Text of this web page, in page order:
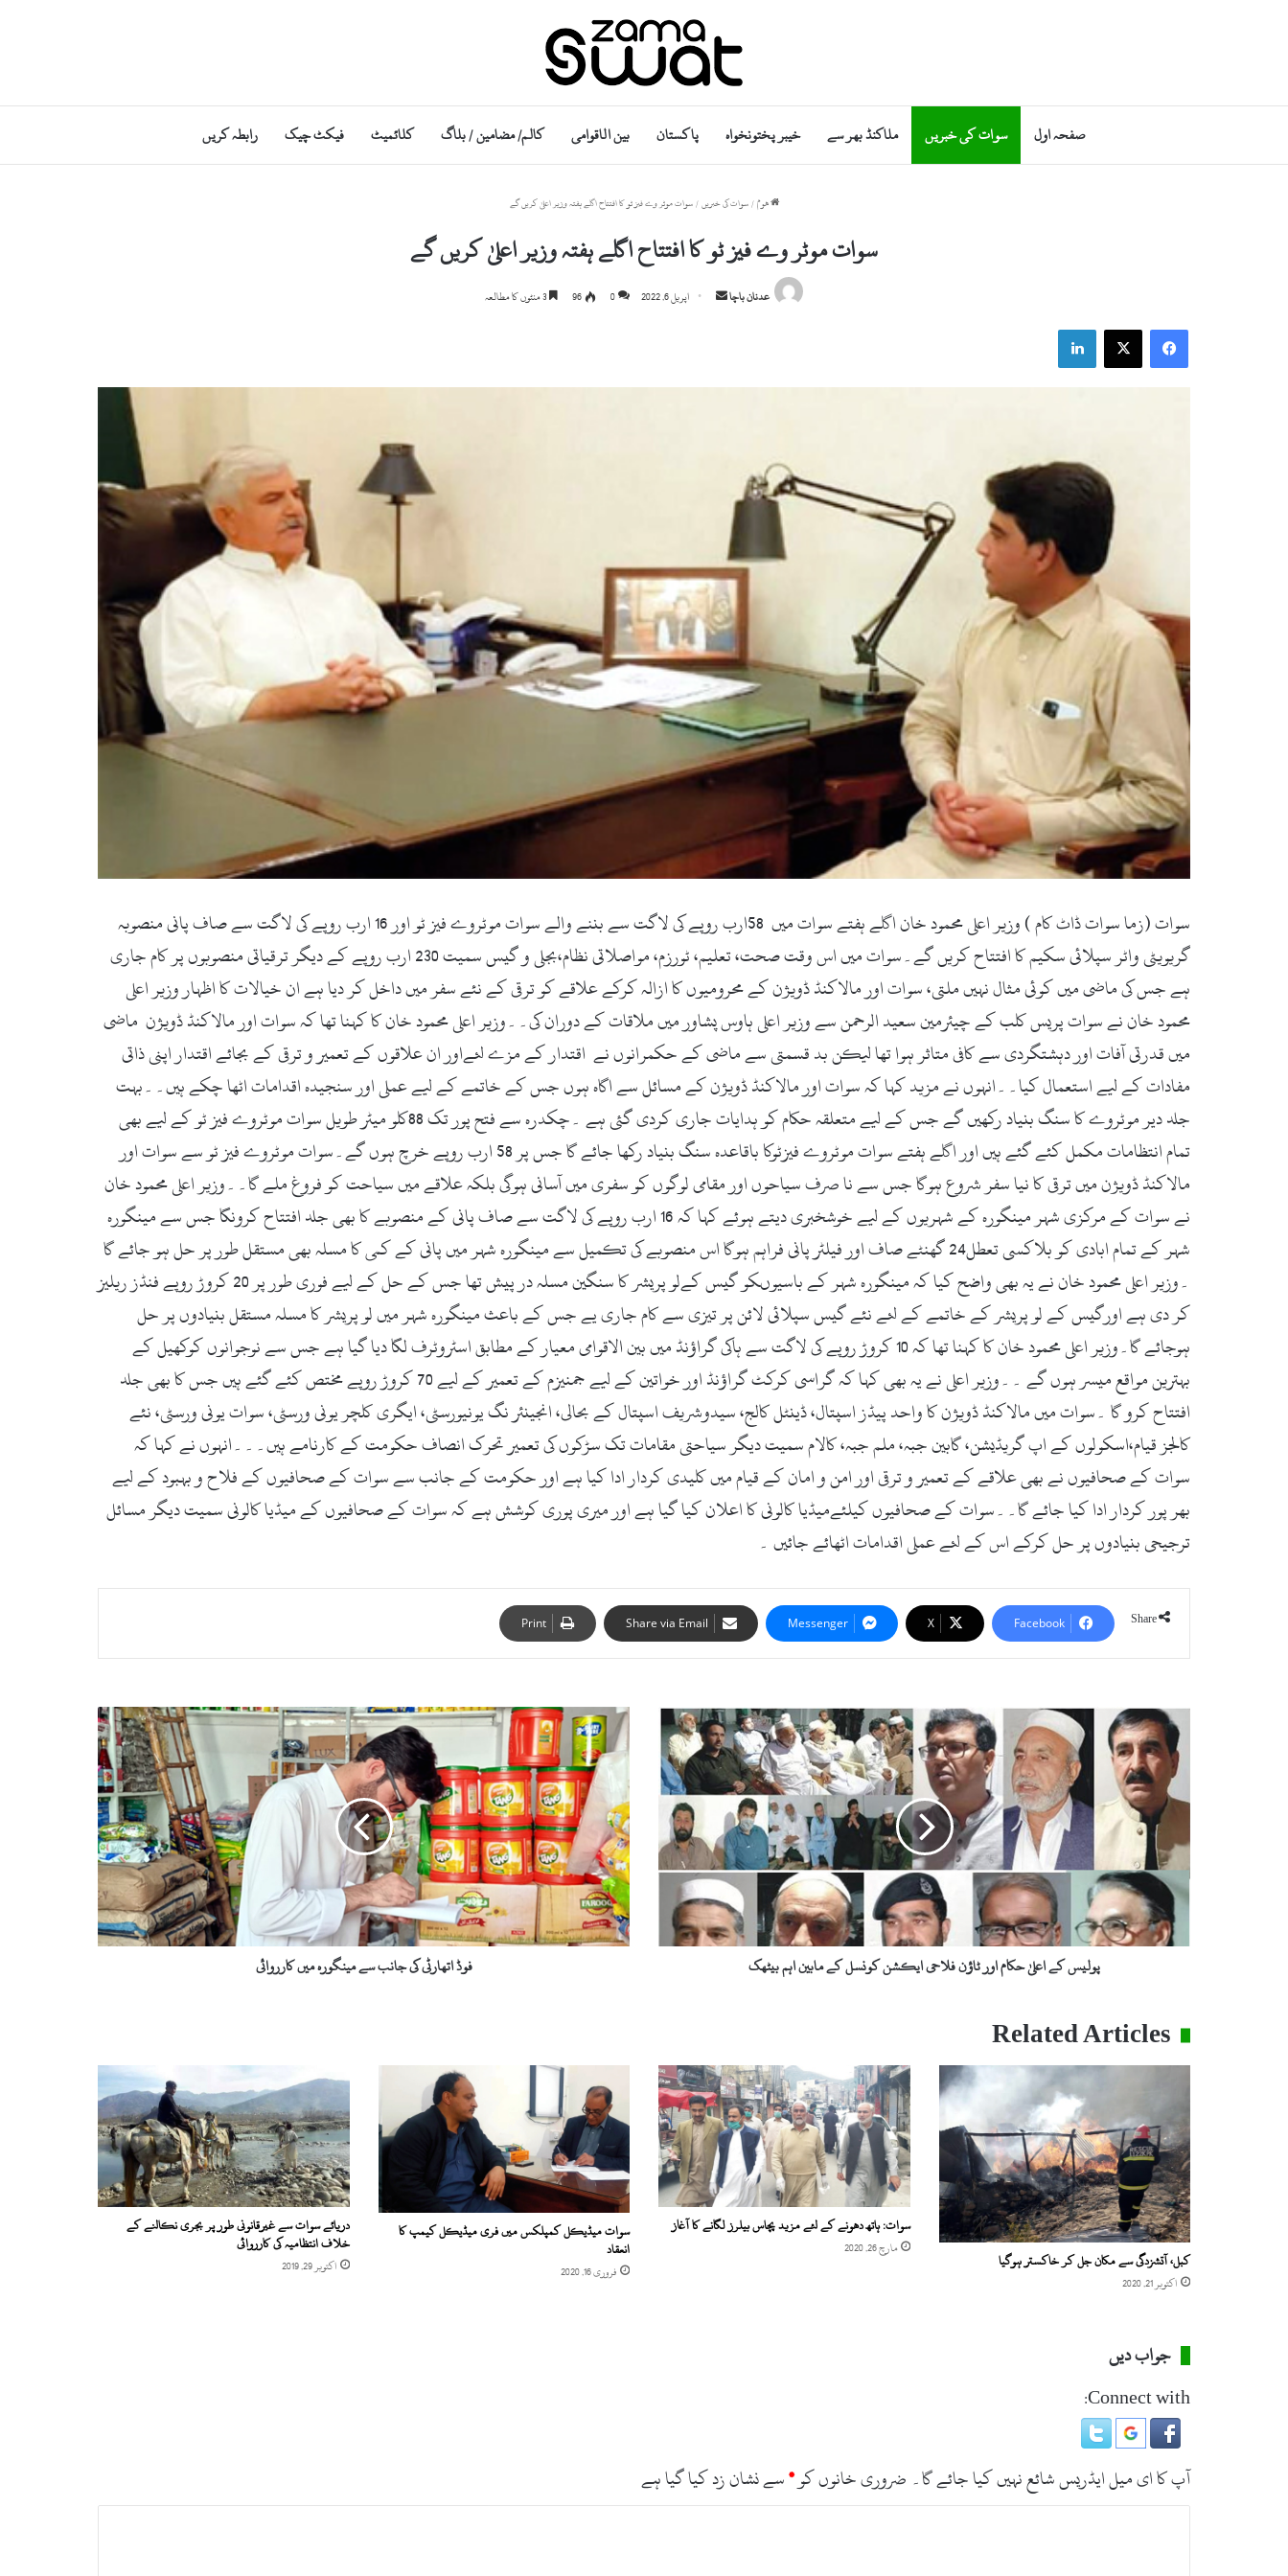
صفحہ اول سوات کی خبریں ملاکنڈ بھر سے خیبر پختونخواہ پاکستان بین الاقوامی کالم/ مضامین / بلاگ کلائمیٹ فیکٹ چیک رابطہ کریں
ھوم / سوات کی خبریں / سوات موٹر وے فیز ٹو کا افتتاح اگلے ہفتہ وزیر اعلیٰ کریں گے
سوات موٹر وے فیز ٹو کا افتتاح اگلے ہفتہ وزیر اعلیٰ کریں گے
عدنان باچا
Send اپریل 6, 2022 0
96
Facebook
X
LinkedIn
سوات (زما سوات ڈاٹ کام ) وزیر اعلی محمود خان اگلے ہفتے سوات میں 58ارب روپے کی لاگت سے بننے والے سوات موٹروے فیز ٹو اور 16 ارب روپے کی لاگت سے صاف پانی منصوبہ
گریویٹی واٹر سپلائی سکیم کا افتتاح کریں گے۔سوات میں اس وقت صحت، تعلیم، ٹورزم، مواصلاتی نظام،بجلی و گیس سمیت 230 ارب روپے کے دیگر ترقیاتی منصوبوں پر کام جاری
ہے جس کی ماضی میں کوئی مثال نہیں ملتی، سوات اور مالاکنڈ ڈویژن کے محرومیوں کا ازالہ کرکے علاقے کو ترقی کے نئے سفر میں داخل کر دیا ہے ان خیالات کا اظہار وزیر اعلی
محمود خان نے سوات پریس کلب کے چیئرمین سعید الرحمن سے وزیر اعلی ہاوس پشاور میں ملاقات کے دوران کی۔۔وزیر اعلی محمود خان کا کہنا تھا کہ سوات اور مالاکنڈ ڈویژن ماضی
میں قدرتی آفات اور دہشتگردی سے کافی متاثر ہوا تھا لیکن بد قسمتی سے ماضی کے حکمرانوں نے اقتدار کے مزے لئےاور ان علاقوں کے تعمیر و ترقی کے بجائے اقتدار اپنی ذاتی
مفادات کے لیے استعمال کیا۔۔انہوں نے مزید کہا کہ سوات اور مالاکنڈ ڈویژن کے مسائل سے اگاہ ہوں جس کے خاتمے کے لیے عملی اور سنجیدہ اقدامات اٹھا چکے ہیں۔۔بہت
جلد دیر موٹروے کا سنگ بنیاد رکھیں گے جس کے لیے متعلقہ حکام کو ہدایات جاری کردی گئی ہے ۔چکدرہ سے فتح پور تک 88کلو میٹر طویل سوات موٹروے فیز ٹو کے لیے بھی
تمام انتظامات مکمل کئے گئے ہیں اور اگلے ہفتے سوات موٹروے فیزٹوکا باقاعدہ سنگ بنیاد رکھا جائے گا جس پر 58 ارب روپے خرچ ہوں گے۔سوات موٹروے فیز ٹو سے سوات اور
مالاکنڈ ڈویژن میں ترقی کا نیا سفر شروع ہوگا جس سے نا صرف سیاحوں اور مقامی لوگوں کو سفری میں آسانی ہوگی بلکہ علاقے میں سیاحت کو فروغ ملے گا۔۔وزیر اعلی محمود خان
نے سوات کے مرکزی شہر مینگورہ کے شہریوں کے لیے خوشخبری دیتے ہوئے کہا کہ 16 ارب روپے کی لاگت سے صاف پانی کے منصوبے کا بھی جلد افتتاح کرونگا جس سے مینگورہ
شہر کے تمام ابادی کو بلاکسی تعطل24 گھنٹے صاف اور فیلٹر پانی فراہم ہوگا اس منصوبے کی تکمیل سے مینگورہ شہر میں پانی کے کمی کا مسلہ بھی مستقل طور پر حل ہو جائے گا
۔وزیر اعلی محمود خان نے یہ بھی واضح کیا کہ مینگورہ شہر کے باسیوںکو گیس کےلو پریشر کا سنگین مسلہ در پیش تھا جس کے حل کے لیے فوری طور پر 20 کروڑ روپے فنڈز ریلیز
کر دی ہے اورگیس کے لو پریشر کے خاتمے کے لئے نئے گیس سپلائی لائن پر تیزی سے کام جاری یے جس کے باعث مینگورہ شہر میں لو پریشر کا مسلہ مستقل بنیادوں پر حل
ہوجائے گا۔وزیر اعلی محمود خان کا کہنا تھا کہ 10 کروڑ روپے کی لاگت سے ہاکی گراؤنڈ میں بین الاقوامی معیار کے مطابق اسٹروٹرف لگا دیا گیا ہے جس سے نوجوانوں کوکھیل کے
بہترین مواقع میسر ہوں گے ۔۔وزیر اعلی نے یہ بھی کہا کہ گراسی کرکٹ گراؤنڈ اور خواتین کے لیے جمنیزم کے تعمیر کے لیے 70 کروڑ روپے مختص کئے گئے ہیں جس کا بھی جلد
افتتاح کرو گا ۔سوات میں مالاکنڈ ڈویژن کا واحد پیڈز اسپتال، ڈینٹل کالج، سیدوشریف اسپتال کے بحالی، انجینئر نگ یونیورسٹی، ایگری کلچر یونی ورسٹی، سوات یونی ورسٹی، نئے
کالجز قیام،اسکولوں کے اپ گریڈیشن، گابین جبہ، ملم جبہ، کالام سمیت دیگر سیاحتی مقامات تک سڑکوں کی تعمیر تحرک انصاف حکومت کے کارنامے ہیں۔۔۔انہوں نے کہا کہ
سوات کے صحافیوں نے بھی علاقے کے تعمیر و ترقی اور امن و امان کے قیام میں کلیدی کردار ادا کیا ہے اور حکومت کے جانب سے سوات کے صحافیوں کے فلاح و بہبود کے لیے
بھر پور کردار ادا کیا جائے گا۔۔سوات کے صحافیوں کیلئےمیڈیا کالونی کا اعلان کیا گیا ہے اور میری پوری کوشش ہے کہ سوات کے صحافیوں کے میڈیا کالونی سمیت دیگر مسائل
ترجیحی بنیادوں پر حل کرکے اس کے لئے عملی اقدامات اٹھائے جائیں ۔
Share
Facebook
X
Messenger
Share via Email
Print
پولیس
کے
اعلیٰ
حکام
اور
ٹاؤن
فلاحی
ایکشن
کونسل
کے
مابین
اہم
پولیس کے اعلیٰ حکام اور ٹاؤن فلاحی ایکشن کونسل کے مابین اہم بیٹھک
فوڈ
اتھارٹی
کی
جانب
سے
مینگورہ
میں
کارروائی
فوڈ اتھارٹی کی جانب سے مینگورہ میں کارروائی
Related Articles
کبل، آتشزدگی سے مکان جل کر خاکستر ہوگیا
اکتوبر 21, 2020
سوات: ہاتھ دھونے کے لئے مزید پچاس بیلرز لگانے کا آغاز
مارچ 26, 2020
سوات میڈیکل کمپلکس میں فری میڈیکل کیمپ کا
انعقاد
فروری 16, 2020
دریائے سوات سے غیرقانونی طور پر بجری نکالنے کے
خلاف انتظامیہ کی کارروائی
اکتوبر 29, 2019
جواب دیں
Connect with:
آپ کا ای میل ایڈریس شائع نہیں کیا جائے گا۔ ضروری خانوں کو*سے نشان زد کیا گیا ہے